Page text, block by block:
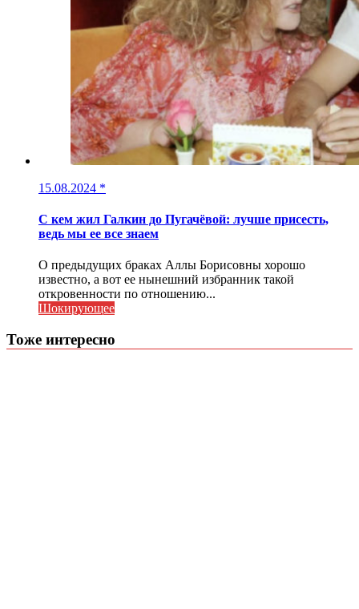
15.08.2024 *
С кем жил Галкин до Пугачёвой: лучше присесть,
ведь мы ее все знаем
О предыдущих браках Аллы Борисовны хорошо
известно, а вот ее нынешний избранник такой
откровенности по отношению...
Шокирующее
Тоже интересно